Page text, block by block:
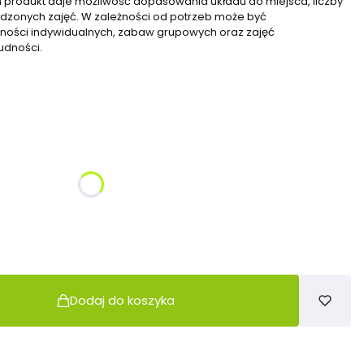
zajęć. W zależności od potrzeb może być
indywidualnych, zabaw grupowych oraz zajęć
Dodaj do koszyka